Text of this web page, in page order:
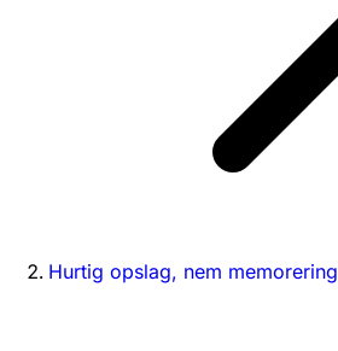
Hurtig opslag, nem memorering